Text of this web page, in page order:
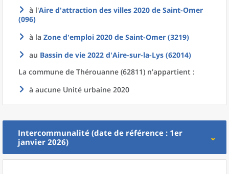
à l'Aire d'attraction des villes 2020 de Saint-Omer
(096)
à la Zone d'emploi 2020 de Saint-Omer (3219)
au Bassin de vie 2022 d'Aire-sur-la-Lys (62014)
La commune de Thérouanne (62811) n’appartient :
à aucune Unité urbaine 2020
Intercommunalité (date de référence : 1er
janvier 2026)